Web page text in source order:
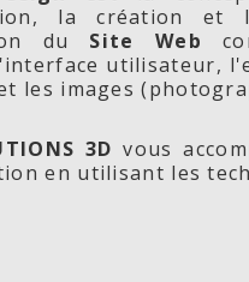
la création
du Site Web
utilisateur,
les images
3D vous
en utilisant les